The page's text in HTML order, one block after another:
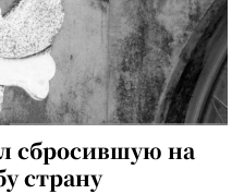
сбросившую на
страну